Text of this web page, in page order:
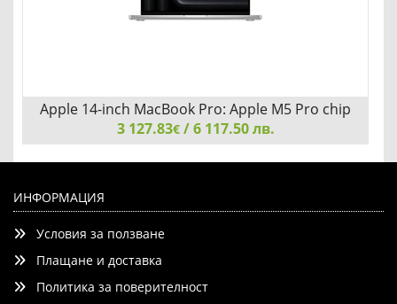
core CPU and 16-core GPU, 24GB, 1TB SSD - Silver
Apple 14-inch MacBook Pro: Apple M5 Pro chip
with 15-core CPU and 16-core GPU
3 127.83€/ 6 117.50 лв.
ИНФОРМАЦИЯ
Условия за ползване
Плащане и доставка
Политика за поверителност